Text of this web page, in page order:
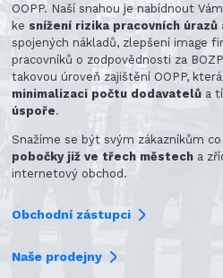
OOPP. Naší snahou je nabídnout
ke snížení rizika pracovních úrazů
spojených nákladů, zlepšení image
pracovníků o zodpovědnosti za
takovou úroveň zajištění OOPP,
minimalizaci počtu dodavatelů a
úspoře.
Snažíme se být svým zákazníkům
pobočky již ve třech městech a
internetový obchod.
Obchodní zástupci
Naše prodejny